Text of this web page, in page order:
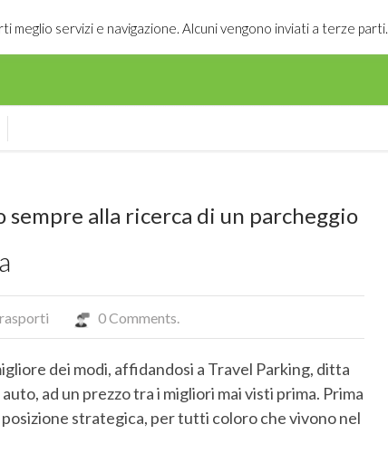
sempre alla ricerca di un parcheggio
0 Comments.
dei modi, affidandosi a Travel Parking, ditta
ad un prezzo tra i migliori mai visti prima. Prima
strategica, per tutti coloro che vivono nel
meglio servizi e navigazione. Alcuni vengono inviati a terze parti.